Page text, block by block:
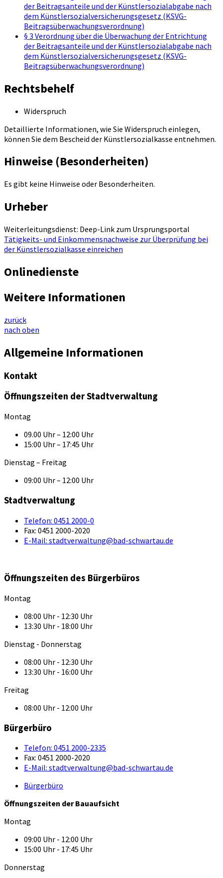
der Beitragsanteile und der Künstlersozialabgabe nach
dem Künstlersozialversicherungsgesetz (KSVG-
Beitragsüberwachungsverordnung)
§ 3 Verordnung über die Überwachung der Entrichtung
der Beitragsanteile und der Künstlersozialabgabe nach
dem Künstlersozialversicherungsgesetz (KSVG-
Beitragsüberwachungsverordnung)
Rechtsbehelf
Widerspruch
Detaillierte Informationen, wie Sie Widerspruch einlegen,
können Sie dem Bescheid der Künstlersozialkasse entnehmen.
Hinweise (Besonderheiten)
Es gibt keine Hinweise oder Besonderheiten.
Urheber
Weiterleitungsdienst: Deep-Link zum Ursprungsportal
Tätigkeits- und Einkommensnachweise zur Überprüfung bei
der Künstlersozialkasse einreichen
Onlinedienste
Weitere Informationen
zurück
nach oben
Allgemeine Informationen
Kontakt
Öffnungszeiten der Stadtverwaltung
Montag
09.00 Uhr – 12:00 Uhr
15:00 Uhr – 17:45 Uhr
Dienstag – Freitag
09:00 Uhr – 12:00 Uhr
Stadtverwaltung
Telefon: 0451 2000-0
Fax: 0451 2000-2020
E-Mail: stadtverwaltung@bad-schwartau.de
Öffnungszeiten des Bürgerbüros
Montag
08:00 Uhr - 12:30 Uhr
13:30 Uhr - 18:00 Uhr
Dienstag - Donnerstag
08:00 Uhr - 12:30 Uhr
13:30 Uhr - 16:00 Uhr
Freitag
08:00 Uhr - 12:00 Uhr
Bürgerbüro
Telefon: 0451 2000-2335
Fax: 0451 2000-2020
E-Mail: stadtverwaltung@bad-schwartau.de
Bürgerbüro
Öffnungszeiten der Bauaufsicht
Montag
09:00 Uhr - 12:00 Uhr
15:00 Uhr - 17:45 Uhr
Donnerstag